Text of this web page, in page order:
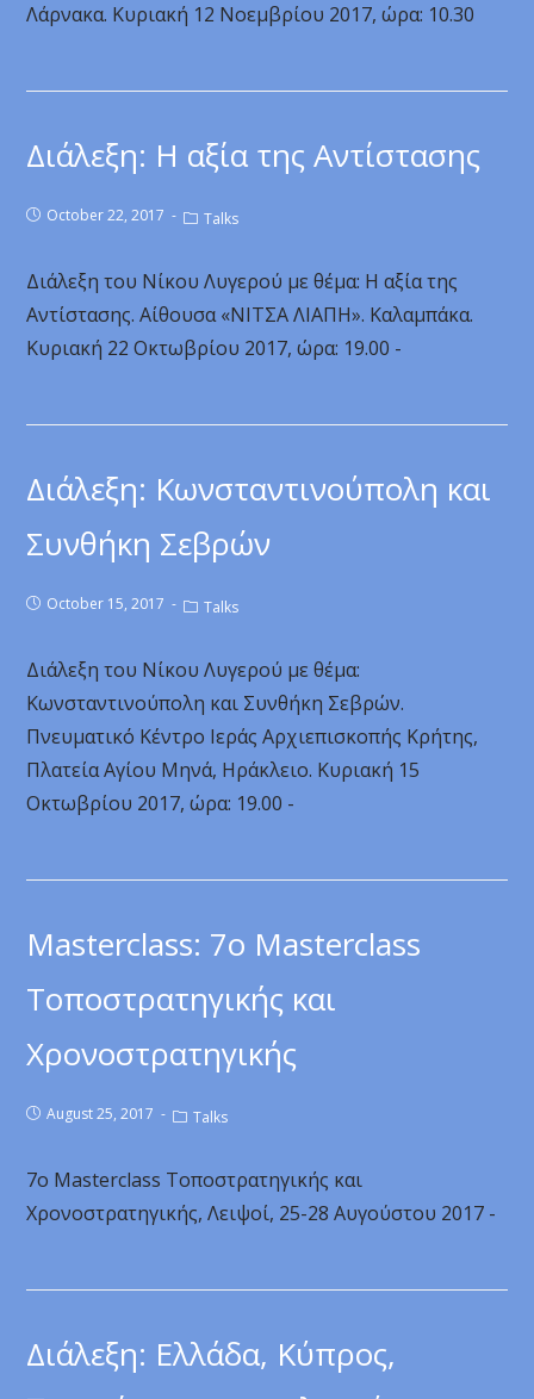
Λάρνακα. Κυριακή 12 Νοεμβρίου 2017, ώρα: 10.30
Διάλεξη: Η αξία της Αντίστασης
October 22, 2017 Talks
Διάλεξη του Νίκου Λυγερού με θέμα: Η αξία της
Αντίστασης. Αίθουσα «ΝΙΤΣΑ ΛΙΑΠΗ». Καλαμπάκα.
Κυριακή 22 Οκτωβρίου 2017, ώρα: 19.00 -
Διάλεξη: Κωνσταντινούπολη και
Συνθήκη Σεβρών
October 15, 2017 Talks
Διάλεξη του Νίκου Λυγερού με θέμα:
Κωνσταντινούπολη και Συνθήκη Σεβρών.
Πνευματικό Κέντρο Ιεράς Αρχιεπισκοπής Κρήτης,
Πλατεία Αγίου Μηνά, Ηράκλειο. Κυριακή 15
Οκτωβρίου 2017, ώρα: 19.00 -
Masterclass: 7ο Masterclass
Τοποστρατηγικής και
Χρονοστρατηγικής
August 25, 2017 Talks
7ο Masterclass Τοποστρατηγικής και
Χρονοστρατηγικής, Λειψοί, 25-28 Αυγούστου 2017 -
Διάλεξη: Ελλάδα, Κύπρος,